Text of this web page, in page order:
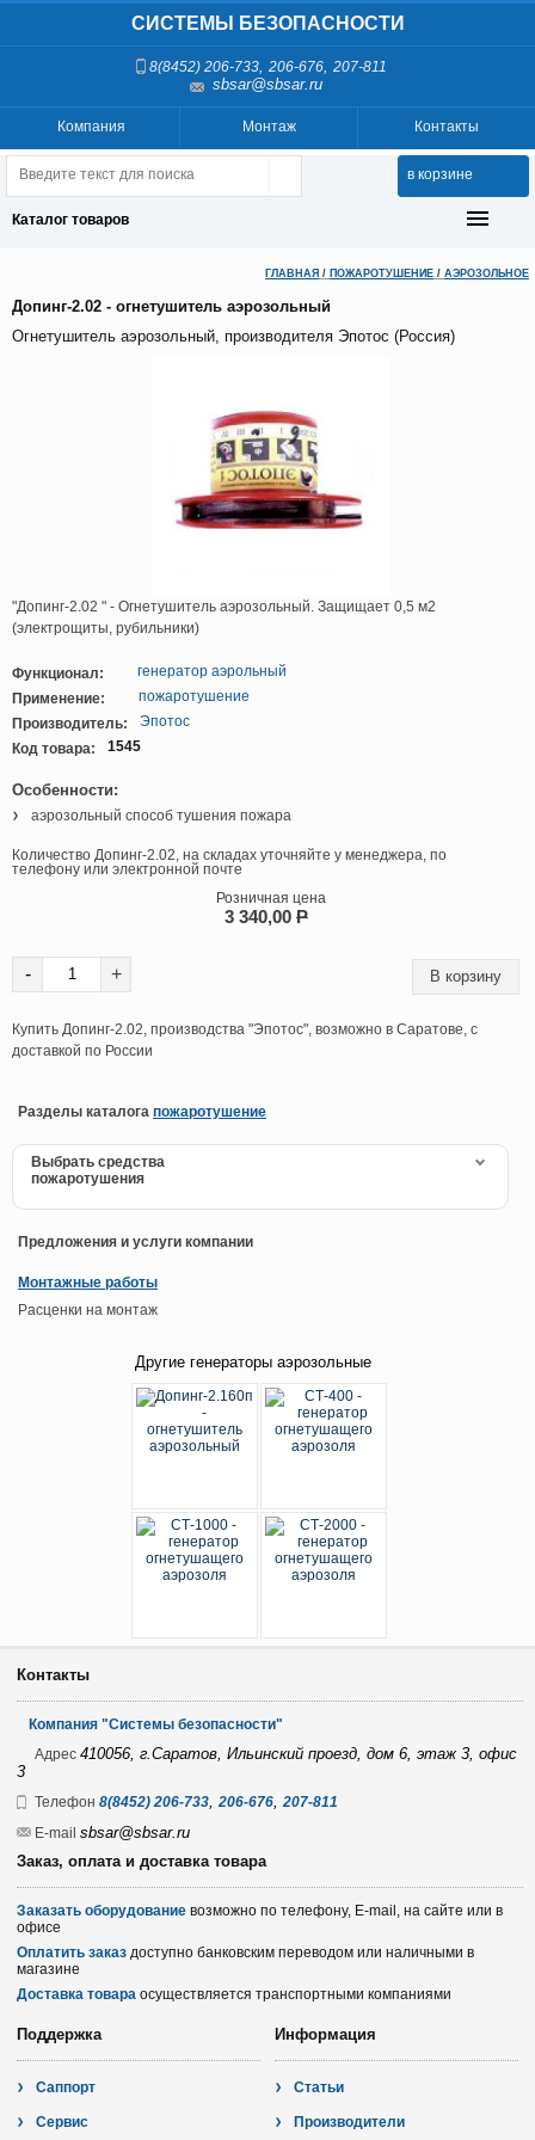
СИСТЕМЫ БЕЗОПАСНОСТИ
8(8452) 206-733, 206-676, 207-811
sbsar@sbsar.ru
Контакты
Монтаж
Компания
в корзине
Каталог товаров
ГЛАВНАЯ / ПОЖАРОТУШЕНИЕ / АЭРОЗОЛЬНОЕ
Допинг-2.02 - огнетушитель аэрозольный
Огнетушитель аэрозольный, производителя Эпотос (Россия)
"Допинг-2.02 " - Огнетушитель аэрозольный. Защищает 0,5 м2
(электрощиты, рубильники)
Функционал:
генератор аэрольный
Применение:
пожаротушение
Производитель:
Эпотос
Код товара:
1545
Особенности:
аэрозольный способ тушения пожара
Количество Допинг-2.02, на складах уточняйте у менеджера, по
телефону или электронной почте
Розничная цена
3 340,00 P
- +
Купить Допинг-2.02, производства "Эпотос", возможно в Саратове, с
доставкой по России
Разделы каталога пожаротушение
Выбрать средства
пожаротушения
Предложения и услуги компании
Монтажные работы
Расценки на монтаж
Другие генераторы аэрозольные
Контакты
Компания "Системы безопасности"
Адрес 410056, г.Саратов, Ильинский проезд, дом 6, этаж 3, офис
3
Телефон 8(8452) 206-733,206-676,207-811
E-mail sbsar@sbsar.ru
Заказ, оплата и доставка товара
Заказать оборудование возможно по телефону, E-mail, на сайте или в
офисе
Оплатить заказ доступно банковским переводом или наличными в
магазине
Доставка товара осуществляется транспортными компаниями
Поддержка
Саппорт
Сервис
Информация
Статьи
Производители